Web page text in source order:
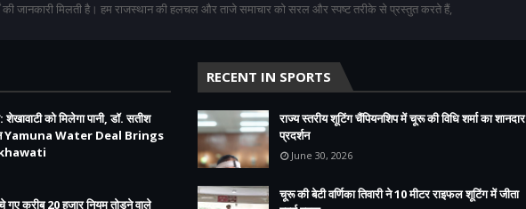
की जानकारी मिलती है। हम राजस्थान की हलचल और ताजे समाचार को सरल और स्पष्ट तरीके से प्रस्तुत करते हैं,
को मिलेगा पानी, डॉ. सतीश
Yamuna Water Deal Brings
गए करीब 20 हजार नियम तोड़ने वाले
RECENT IN SPORTS
राज्य स्तरीय शूटिंग चैंपियनशिप में चूरू की विधि शर्मा का शानदार
प्रदर्शन
June 30, 2026
चूरू की बेटी वर्णिका तिवारी ने 10 मीटर राइफल शूटिंग में जीता